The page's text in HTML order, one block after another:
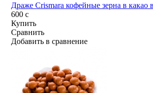
Драже Crismara кофейные зерна в какао
600c
Купить
Сравнить
Добавить в сравнение